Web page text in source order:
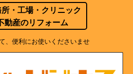
・工場・クリニック
動産のリフォーム
、便利にお使いくださいませ